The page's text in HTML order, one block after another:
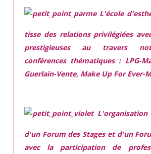
L'école
tisse des relations privilégiées
prestigieuses au travers
conférences thématiques : LPG-
Guerlain-Vente, Make Up For Ever-
L'organisation
d'un Forum des Stages et d'un
avec la participation de